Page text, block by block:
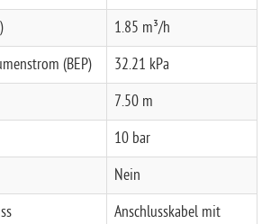
1.85 m³/h
(BEP) 32.21 kPa
7.50 m
10 bar
Nein
Anschlusskabel mit